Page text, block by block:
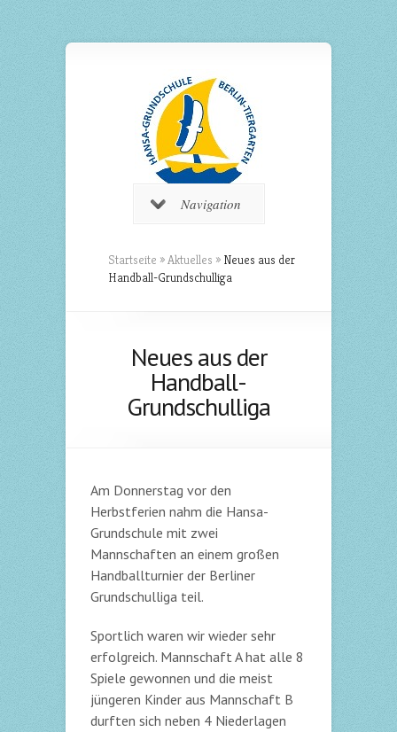
Navigation
Startseite »Aktuelles » Neues aus der
Handball-Grundschulliga
Neues aus der
Handball-
Grundschulliga
Am Donnerstag vor den
Herbstferien nahm die Hansa-
Grundschule mit zwei
Mannschaften an einem großen
Handballturnier der Berliner
Grundschulliga teil.
Sportlich waren wir wieder sehr
erfolgreich. Mannschaft A hat alle 8
Spiele gewonnen und die meist
jüngeren Kinder aus Mannschaft B
durften sich neben 4 Niederlagen